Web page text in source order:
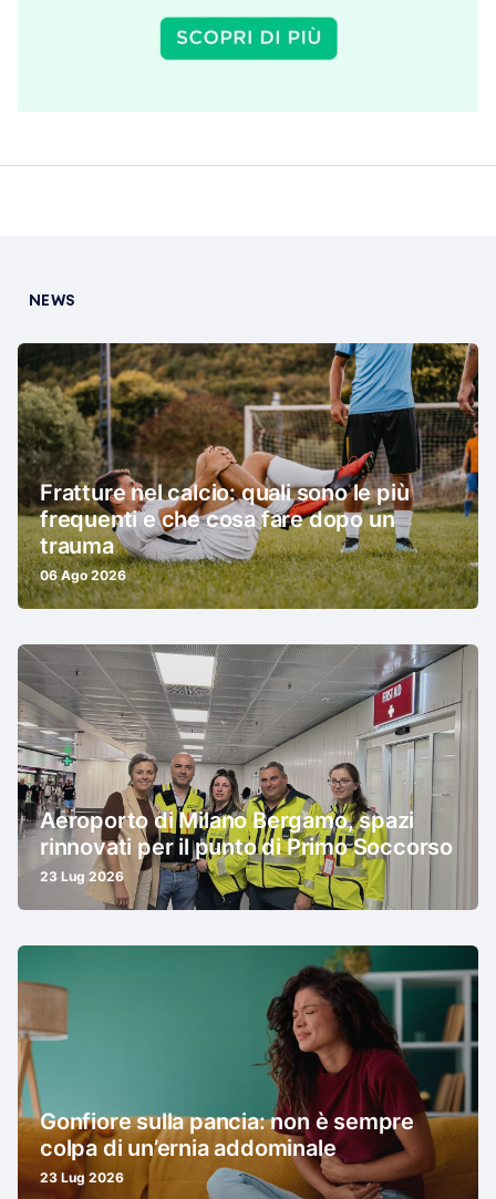
NEWS
Fratture nel calcio: quali sono le più
frequenti e che cosa fare dopo un
trauma
06 Ago 2026
Aeroporto di Milano Bergamo, spazi
rinnovati per il punto di Primo Soccorso
23 Lug 2026
Gonfiore sulla pancia: non è sempre
colpa di un’ernia addominale
23 Lug 2026